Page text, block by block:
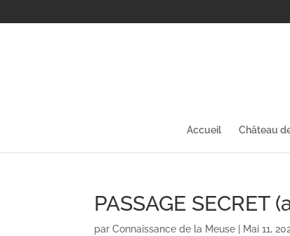
Accueil Château
PASSAGE
parConnaissance de la Meuse | Mai 11,